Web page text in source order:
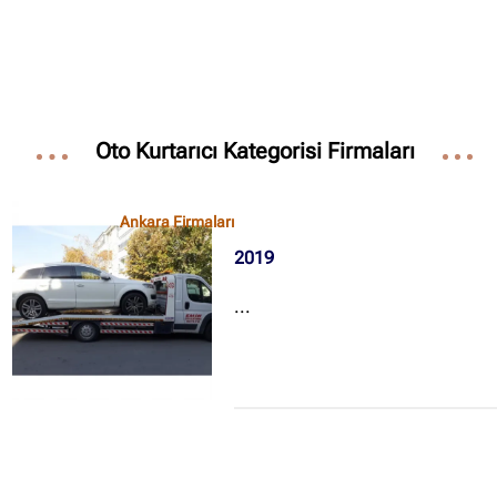
Oto Kurtarıcı Kategorisi Firmaları
Ankara Firmaları
2019
...